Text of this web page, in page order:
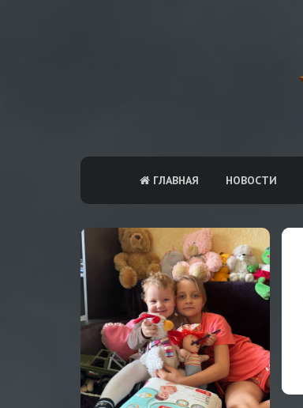
ГЛАВНАЯ НОВОСТИ